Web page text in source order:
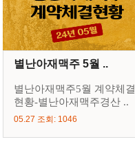
별난아재맥주 5월 ..
별난아재맥주5월 계약체결
현황-별난아재맥주경산 ..
05.27 조회: 1046